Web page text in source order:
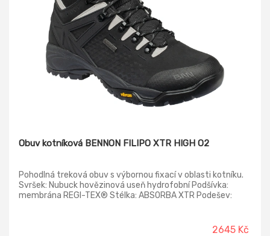
Obuv kotníková BENNON FILIPO XTR HIGH O2
Pohodlná treková obuv s výbornou fixací v oblasti kotníku.
Svršek: Nubuck hovězinová useň hydrofobní Podšívka:
membrána REGI-TEX® Stélka: ABSORBA XTR Podešev:
2645 Kč